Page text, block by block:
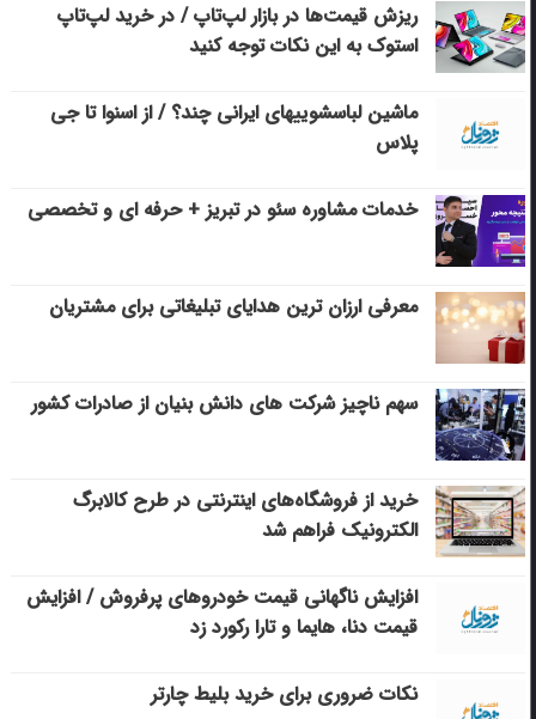
ریزش قیمت‌ها در بازار لپ‌تاپ / در خرید لپ‌تاپ
استوک به این نکات توجه کنید
ماشین لباسشویی‎های ایرانی چند؟ / از اسنوا تا جی
پلاس
خدمات مشاوره سئو در تبریز + حرفه ای و تخصصی
معرفی ارزان ترین هدایای تبلیغاتی برای مشتریان
سهم ناچیز شرکت های دانش بنیان از صادرات کشور
خرید از فروشگاه‌های اینترنتی در طرح کالابرگ
الکترونیک فراهم شد
افزایش ناگهانی قیمت خودروهای پرفروش / افزایش
قیمت دنا، هایما و تارا رکورد زد
نکات ضروری برای خرید بلیط چارتر